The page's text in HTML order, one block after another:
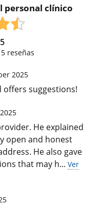
personal clínico
5
5 reseñas
2025
suggestions!
He explained
open and honest
He also gave
that may h... Ver